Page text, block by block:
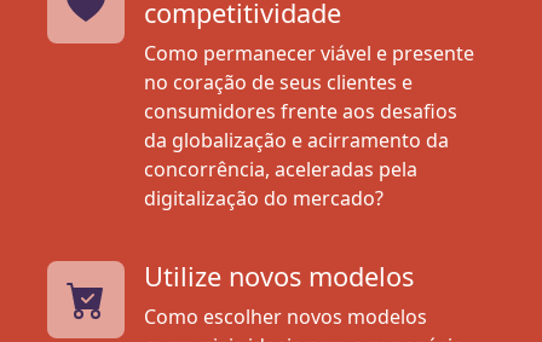
competitividade
Como permanecer viável e presente
no coração de seus clientes e
consumidores frente aos desafios
da globalização e acirramento da
concorrência, aceleradas pela
digitalização do mercado?
Utilize novos modelos
Como escolher novos modelos